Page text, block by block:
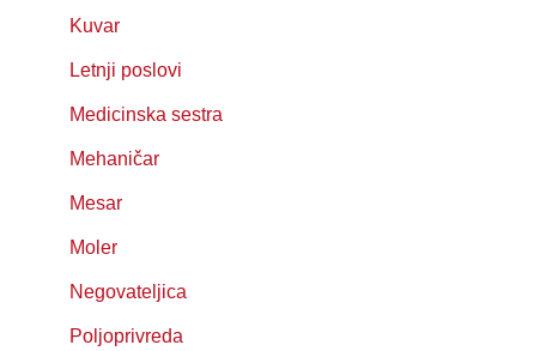
Kuvar
Letnji poslovi
Medicinska sestra
Mehaničar
Mesar
Moler
Negovateljica
Poljoprivreda